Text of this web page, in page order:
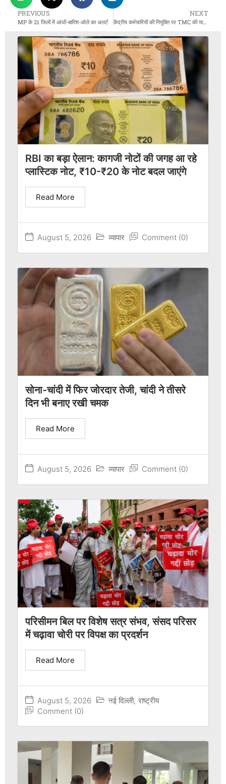
PREVIOUS
MP के 21 जिलों में आंधी-बारिश-ओले का अलर्ट
NEXT
केंद्रीय कर्मचारियों की नियुक्ति पर TMC की याचिका खारिज, SC ने कहा- चुनाव आयोग का अधिकार
RBI का बड़ा ऐलान: कागजी नोटों की जगह आ रहे
प्लास्टिक नोट, ₹10-₹20 के नोट बदल जाएंगे
August 5, 2026 व्यापार Comment (0)
Read More
सोना-चांदी में फिर जोरदार तेजी, चांदी ने तीसरे
दिन भी बनाए रखी चमक
August 5, 2026 व्यापार Comment (0)
Read More
परिसीमन बिल पर विशेष सत्र संभव, संसद परिसर
में चढ़ावा चोरी पर विपक्ष का प्रदर्शन
August 5, 2026 नई दिल्ली, राष्ट्रीय
Comment (0)
Read More